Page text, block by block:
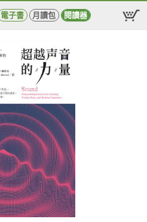
電子書 月讀包 閱讀器